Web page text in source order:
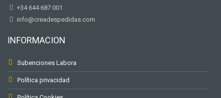
+34 644 687 001
info@creadespedidas.com
INFORMACION
Subenciones Labora
Política privacidad